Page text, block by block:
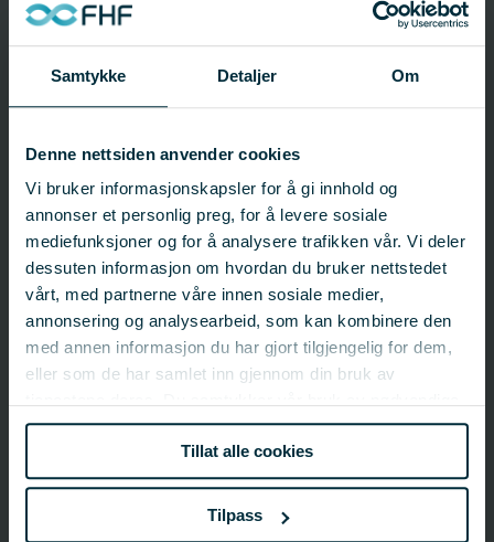
Samtykke Detaljer Om
Denne nettsiden anvender cookies
Vi bruker informasjonskapsler for å gi innhold og
annonser et personlig preg, for å levere sosiale
mediefunksjoner og for å analysere trafikken vår. Vi deler
dessuten informasjon om hvordan du bruker nettstedet
vårt, med partnerne våre innen sosiale medier,
annonsering og analysearbeid, som kan kombinere den
med annen informasjon du har gjort tilgjengelig for dem,
eller som de har samlet inn gjennom din bruk av
informasjonskapsler ved å bruke nettstedet vårt.
Tillat alle cookies
Tilpass
Prosjektinformasjon
Prosjektnummer: 262092
Status:Avsluttet
Startdato: 01.07.2003
Fagfelt:Felles satsingsområder;Marked og samfunn
FHF-ansvarlig
FHF
post@fhf.no
Ansvarlig organisasjon
Nofima AS